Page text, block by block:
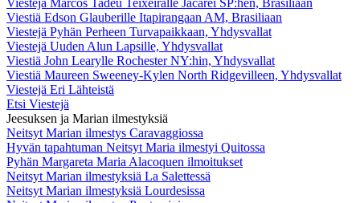
Viestiä Edson Glauberille Itapirangaan AM, Brasiliaan
Viestejä Pyhän Perheen Turvapaikkaan, Yhdysvallat
Viestejä Uuden Alun Lapsille, Yhdysvallat
Viestiä John Learylle Rochester NY:hin, Yhdysvallat
Viestiä Maureen Sweeney-Kylen North Ridgevilleen, Yhdysvallat
Viestejä Eri Lähteistä
Etsi Viestejä
Jeesuksen ja Marian ilmestyksiä
Neitsyt Marian ilmestys Caravaggiossa
Hyvän tapahtuman Neitsyt Maria ilmestyi Quitossa
Pyhän Margareta Maria Alacoquen ilmoitukset
Neitsyt Marian ilmestyksiä La Salettessä
Neitsyt Marian ilmestyksiä Lourdesissa